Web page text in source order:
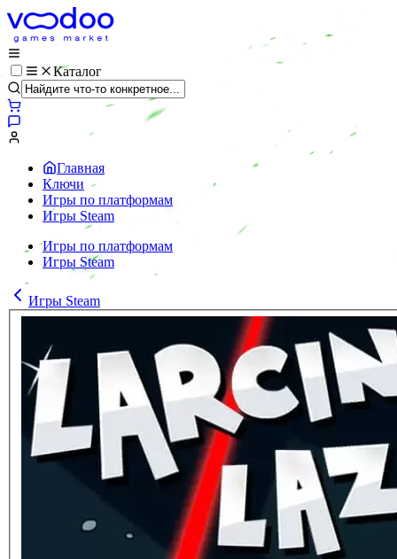
Каталог
Главная
Ключи
Игры по платформам
Игры Steam
Игры по платформам
Игры Steam
Игры Steam